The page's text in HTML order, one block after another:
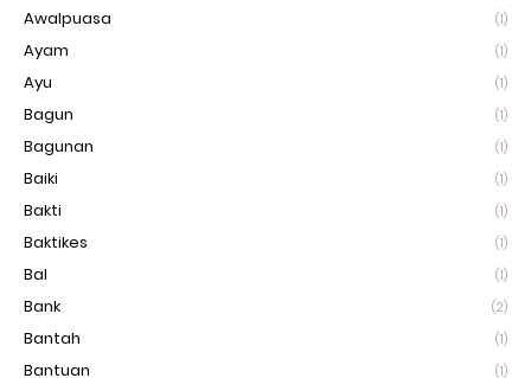
Awalpuasa (1)
Ayam (1)
Ayu (1)
Bagun (1)
Bagunan (1)
Baiki (1)
Bakti (1)
Baktikes (1)
Bal (1)
Bank (2)
Bantah (1)
Bantuan (1)